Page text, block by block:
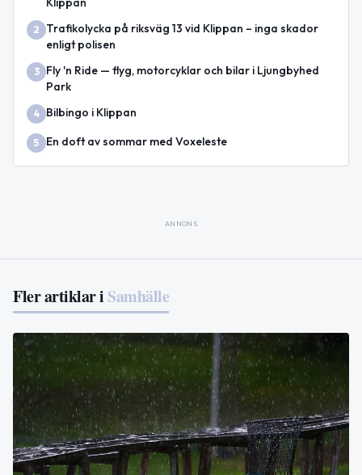
2
Trafikolycka på riksväg 13 vid Klippan – inga skador
enligt polisen
3
Fly 'n Ride — flyg, motorcyklar och bilar i Ljungbyhed
Park
4 Bilbingo i Klippan
5 En doft av sommar med Voxeleste
ANNONS
Fler artiklar i Samhälle